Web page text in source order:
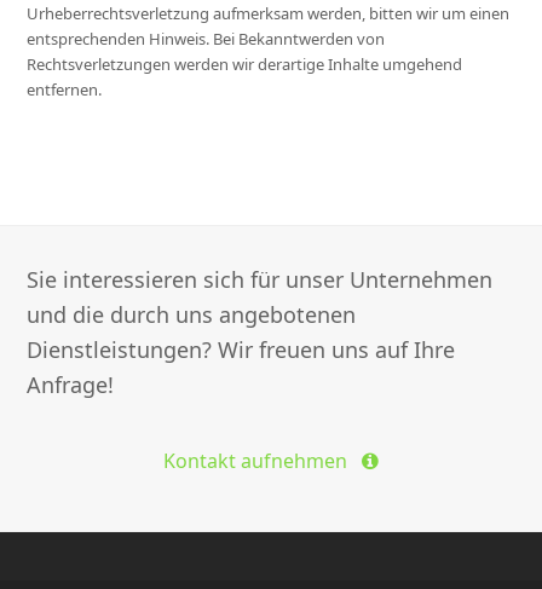
Urheberrechtsverletzung aufmerksam werden, bitten wir um einen
entsprechenden Hinweis. Bei Bekanntwerden von
Rechtsverletzungen werden wir derartige Inhalte umgehend
entfernen.
Sie interessieren sich für unser Unternehmen
und die durch uns angebotenen
Dienstleistungen? Wir freuen uns auf Ihre
Anfrage!
Kontakt aufnehmen